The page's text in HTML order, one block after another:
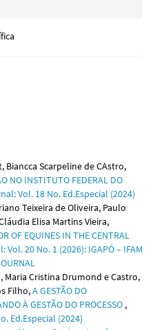
Biancca Scarpeline de CAstro,
NO INSTITUTO FEDERAL DO
Vol. 18 No. Ed.Especial (2024)
Teixeira de Oliveira, Paulo
Elisa Martins Vieira,
OF EQUINES IN THE CENTRAL
20 No. 1 (2026): IGAPÓ – IFAM
Maria Cristina Drumond e Castro,
Filho,A GESTÃO DO
À GESTÃO DO PROCESSO ,
Ed.Especial (2024)